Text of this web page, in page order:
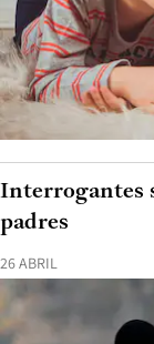
26 ABRIL
Interrogantes
padres